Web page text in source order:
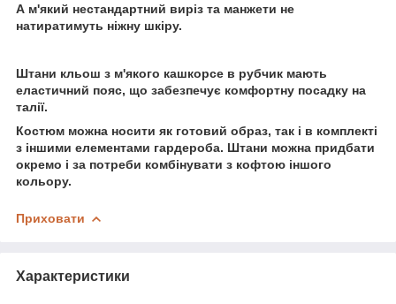
А м'який нестандартний виріз та манжети не
натиратимуть ніжну шкіру.
Штани кльош з м'якого кашкорсе в рубчик мають
еластичний пояс, що забезпечує комфортну посадку на
талії.
Костюм можна носити як готовий образ, так і в комплекті
з іншими елементами гардероба. Штани можна придбати
окремо і за потреби комбінувати з кофтою іншого
кольору.
Приховати
Характеристики